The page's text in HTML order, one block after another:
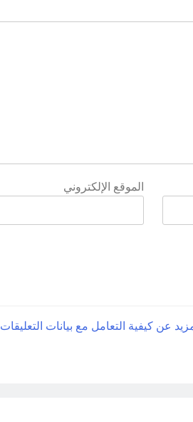
الموقع الإلكتروني
عن كيفية التعامل مع بيانات التعليقات